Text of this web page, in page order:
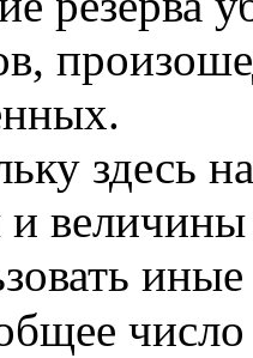
здесь